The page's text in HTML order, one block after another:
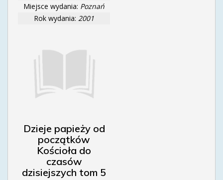
Miejsce wydania: Poznań
Rok wydania: 2001
Dzieje papieży od
początków
Kościoła do
czasów
dzisiejszych tom 5